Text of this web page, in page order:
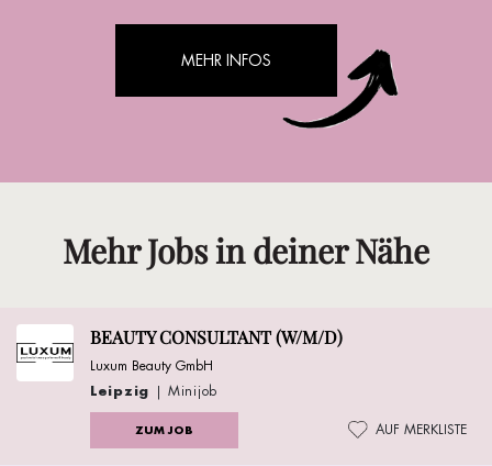
MEHR INFOS
Mehr Jobs in deiner Nähe
BEAUTY CONSULTANT (W/M/D)
Luxum Beauty GmbH
Leipzig | Minijob
ZUM JOB AUF MERKLISTE